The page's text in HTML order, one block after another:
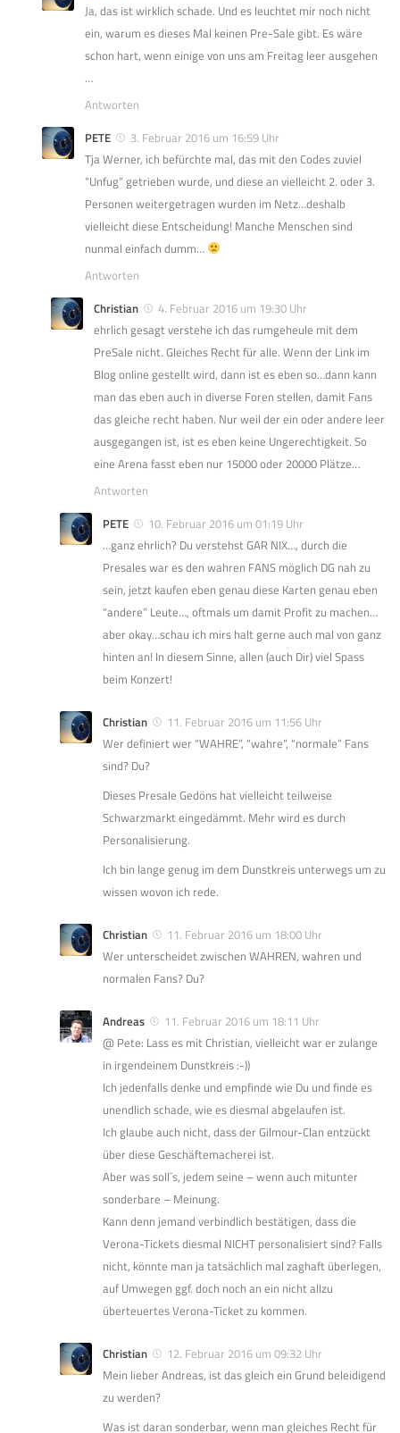
Ja, das ist wirklich schade. Und es leuchtet mir noch nicht
ein, warum es dieses Mal keinen Pre-Sale gibt. Es wäre
schon hart, wenn einige von uns am Freitag leer ausgehen
…
Antworten
PETE
3. Februar 2016 um 16:59 Uhr
Tja Werner, ich befürchte mal, das mit den Codes zuviel
“Unfug” getrieben wurde, und diese an vielleicht 2. oder 3.
Personen weitergetragen wurden im Netz…deshalb
vielleicht diese Entscheidung! Manche Menschen sind
nunmal einfach dumm…
Antworten
Christian
4. Februar 2016 um 19:30 Uhr
ehrlich gesagt verstehe ich das rumgeheule mit dem
PreSale nicht. Gleiches Recht für alle. Wenn der Link im
Blog online gestellt wird, dann ist es eben so…dann kann
man das eben auch in diverse Foren stellen, damit Fans
das gleiche recht haben. Nur weil der ein oder andere leer
ausgegangen ist, ist es eben keine Ungerechtigkeit. So
eine Arena fasst eben nur 15000 oder 20000 Plätze…
Antworten
PETE
10. Februar 2016 um 01:19 Uhr
…ganz ehrlich? Du verstehst GAR NIX…, durch die
Presales war es den wahren FANS möglich DG nah zu
sein, jetzt kaufen eben genau diese Karten genau eben
“andere” Leute…, oftmals um damit Profit zu machen…
aber okay…schau ich mirs halt gerne auch mal von ganz
hinten an! In diesem Sinne, allen (auch Dir) viel Spass
beim Konzert!
Christian
11. Februar 2016 um 11:56 Uhr
Wer definiert wer “WAHRE”, “wahre”, “normale” Fans
sind? Du?
Dieses Presale Gedöns hat vielleicht teilweise
Schwarzmarkt eingedämmt. Mehr wird es durch
Personalisierung.
Ich bin lange genug im dem Dunstkreis unterwegs um zu
wissen wovon ich rede.
Christian
11. Februar 2016 um 18:00 Uhr
Wer unterscheidet zwischen WAHREN, wahren und
normalen Fans? Du?
Andreas
11. Februar 2016 um 18:11 Uhr
@ Pete: Lass es mit Christian, vielleicht war er zulange
in irgendeinem Dunstkreis :-))
Ich jedenfalls denke und empfinde wie Du und finde es
unendlich schade, wie es diesmal abgelaufen ist.
Ich glaube auch nicht, dass der Gilmour-Clan entzückt
über diese Geschäftemacherei ist.
Aber was soll´s, jedem seine – wenn auch mitunter
sonderbare – Meinung.
Kann denn jemand verbindlich bestätigen, dass die
Verona-Tickets diesmal NICHT personalisiert sind? Falls
nicht, könnte man ja tatsächlich mal zaghaft überlegen,
auf Umwegen ggf. doch noch an ein nicht allzu
überteuertes Verona-Ticket zu kommen.
Christian
12. Februar 2016 um 09:32 Uhr
Mein lieber Andreas, ist das gleich ein Grund beleidigend
zu werden?
Was ist daran sonderbar, wenn man gleiches Recht für